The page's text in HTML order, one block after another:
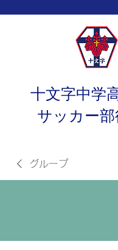
十文字中学
サッカー
グループ